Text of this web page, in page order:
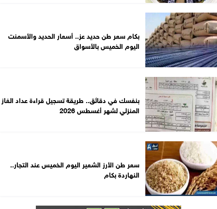
بكام سعر طن حديد عز.. أسعار الحديد والأسمنت
اليوم الخميس بالأسواق
بنفسك في دقائق.. طريقة تسجيل قراءة عداد الغاز
المنزلي لشهر أغسطس 2026
سعر طن الأرز الشعير اليوم الخميس عند التجار..
النهاردة بكام